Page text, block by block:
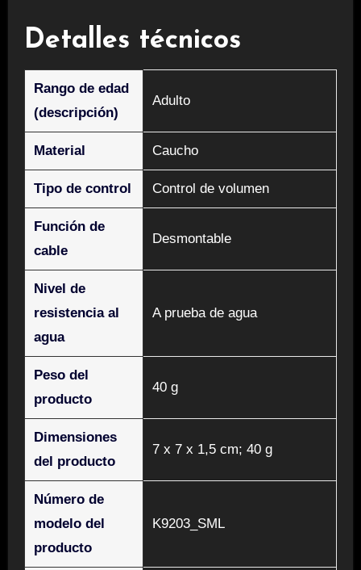
Detalles técnicos
Rango de edad
(descripción)
‎Adulto
Material ‎Caucho
Tipo de control ‎Control de volumen
Función de
cable
‎Desmontable
Nivel de
resistencia al
agua
‎A prueba de agua
Peso del
producto
‎40 g
Dimensiones
del producto
‎7 x 7 x 1,5 cm; 40 g
Número de
modelo del
producto
‎K9203_SML